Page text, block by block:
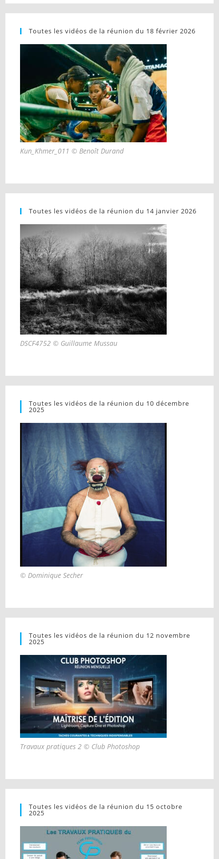
Toutes les vidéos de la réunion du 18 février 2026
Kun_Khmer_011 © Benoît Durand
Toutes les vidéos de la réunion du 14 janvier 2026
DSCF4752 © Guillaume Mussau
Toutes les vidéos de la réunion du 10 décembre
2025
© Dominique Secher
Toutes les vidéos de la réunion du 12 novembre
2025
Travaux pratiques 2 © Club Photoshop
Toutes les vidéos de la réunion du 15 octobre
2025